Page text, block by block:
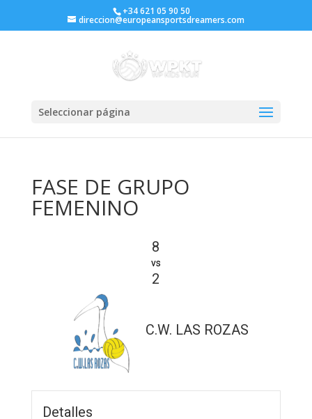
+34 621 05 90 50
direccion@europeansportsdreamers.com
Seleccionar página
FASE DE GRUPO
FEMENINO
8
vs
2
C.W. LAS ROZAS
Detalles